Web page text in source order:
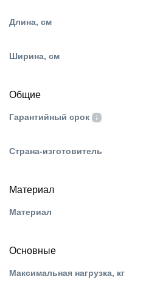
Длина, см
Ширина, см
Общие
Гарантийный срок
Страна-изготовитель
Материал
Материал
Основные
Максимальная нагрузка, кг